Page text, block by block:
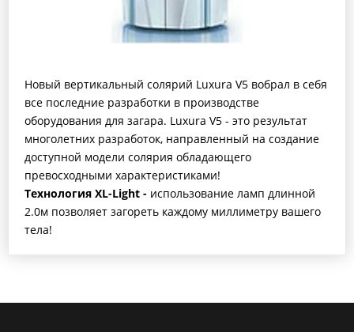
Новый вертикальный солярий Luxura V5 вобрал в себя
все последние разработки в производстве
оборудования для загара. Luxura V5 - это результат
многолетних разработок, направленный на создание
доступной модели солярия обладающего
превосходными характеристиками!
Технология XL-Light - использование ламп длинной
2.0м позволяет загореть каждому миллиметру вашего
тела!